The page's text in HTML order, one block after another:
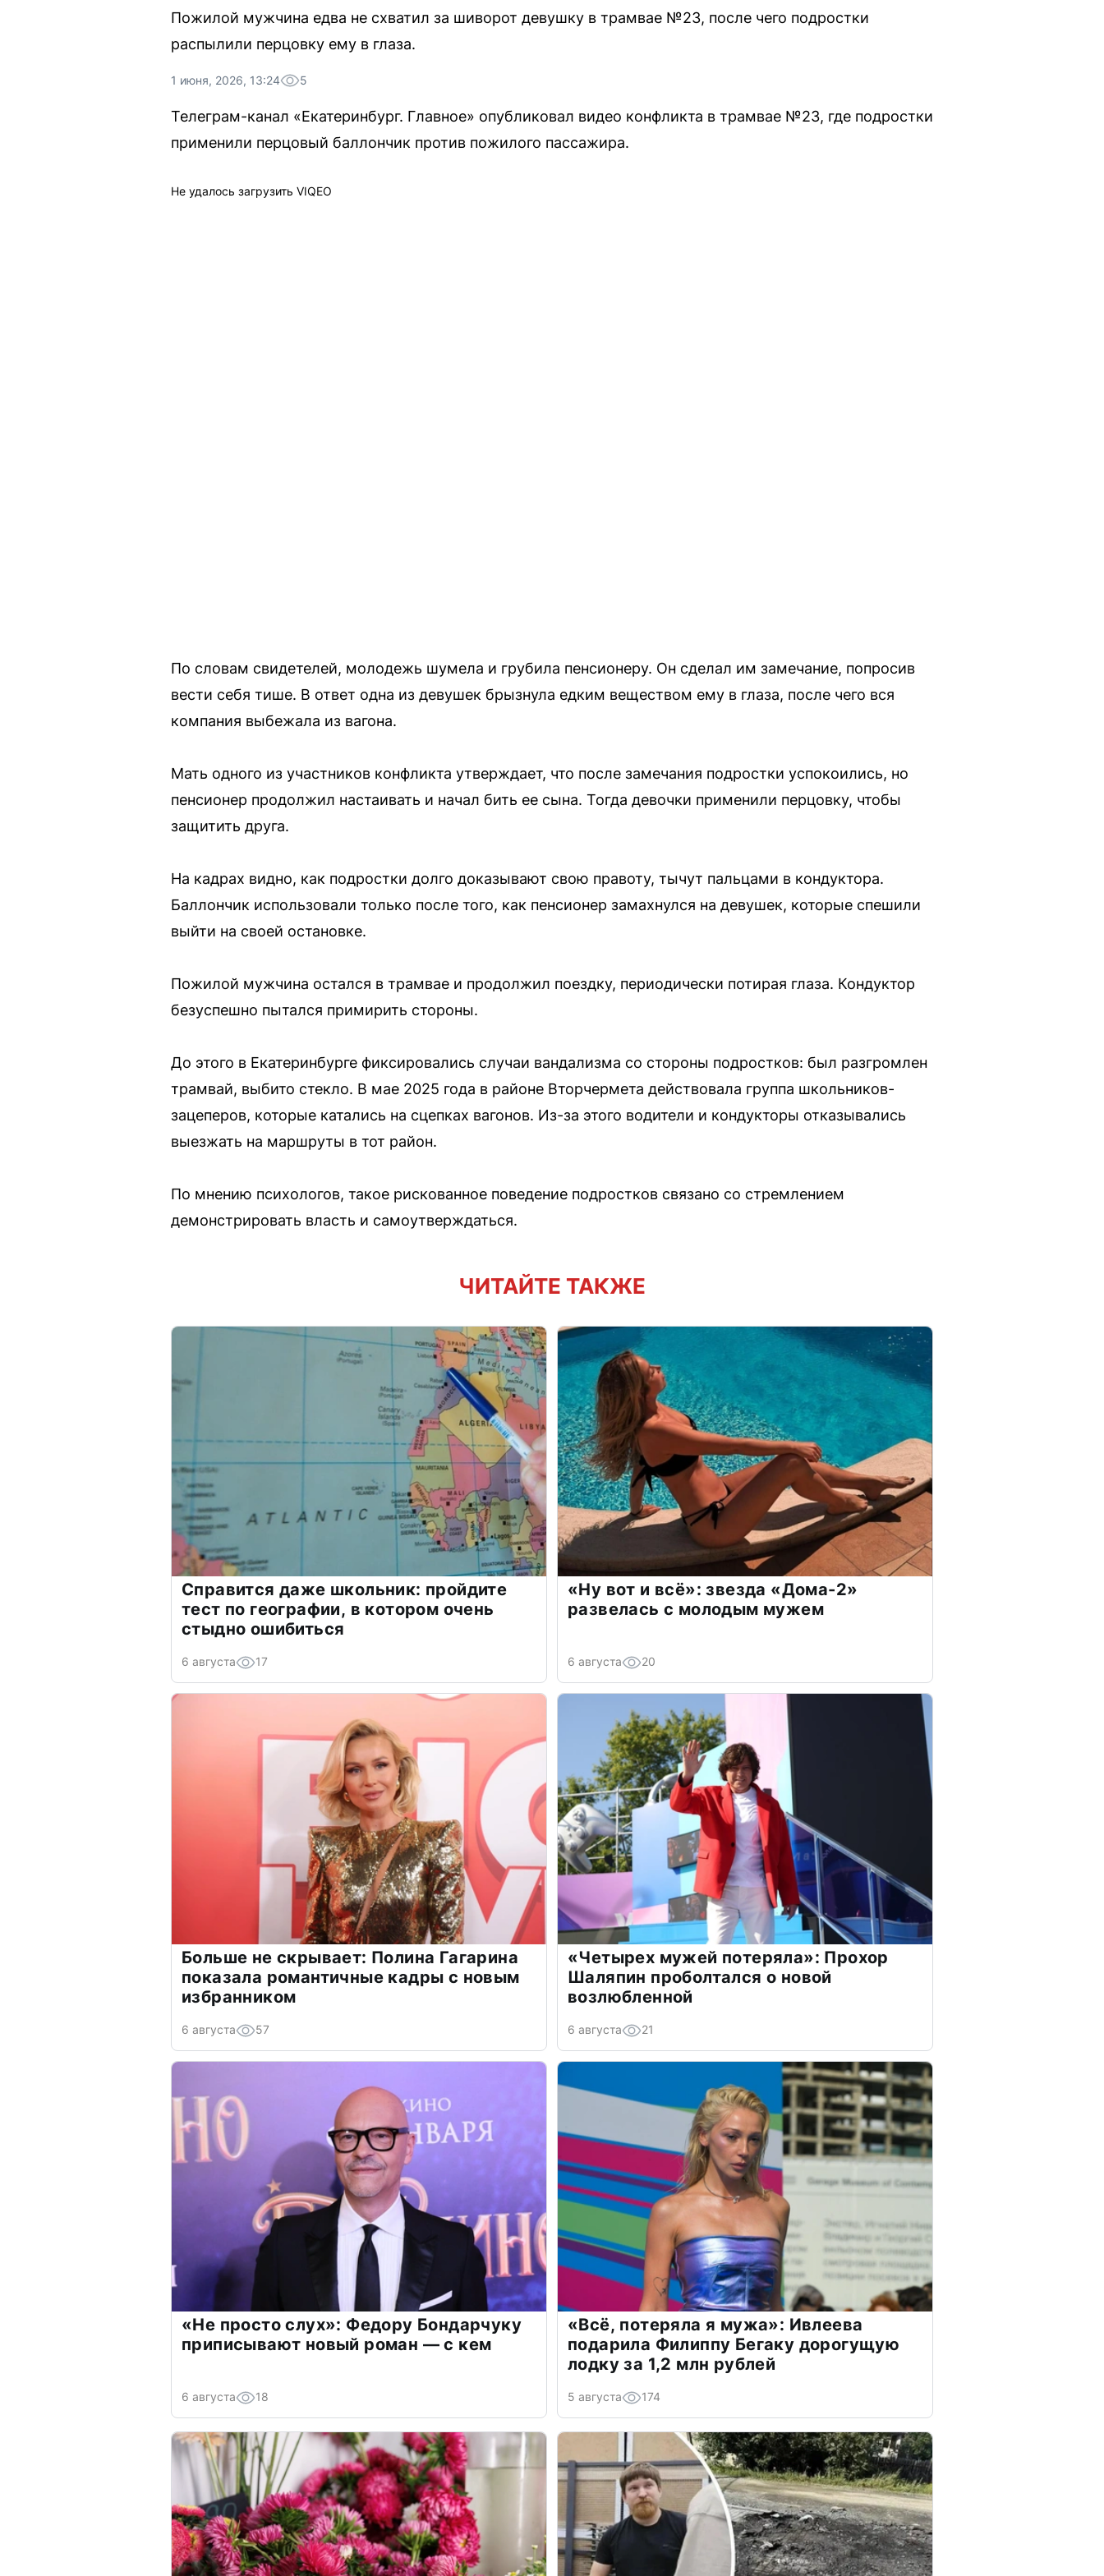
Пожилой мужчина едва не схватил за шиворот девушку в трамвае №23, после чего подростки
распылили перцовку ему в глаза.
1 июня, 2026, 13:24 5
Телеграм-канал «Екатеринбург. Главное» опубликовал видео конфликта в трамвае №23, где подростки
применили перцовый баллончик против пожилого пассажира.
Не удалось загрузить VIQEO
По словам свидетелей, молодежь шумела и грубила пенсионеру. Он сделал им замечание, попросив
вести себя тише. В ответ одна из девушек брызнула едким веществом ему в глаза, после чего вся
компания выбежала из вагона.
Мать одного из участников конфликта утверждает, что после замечания подростки успокоились, но
пенсионер продолжил настаивать и начал бить ее сына. Тогда девочки применили перцовку, чтобы
защитить друга.
На кадрах видно, как подростки долго доказывают свою правоту, тычут пальцами в кондуктора.
Баллончик использовали только после того, как пенсионер замахнулся на девушек, которые спешили
выйти на своей остановке.
Пожилой мужчина остался в трамвае и продолжил поездку, периодически потирая глаза. Кондуктор
безуспешно пытался примирить стороны.
До этого в Екатеринбурге фиксировались случаи вандализма со стороны подростков: был разгромлен
трамвай, выбито стекло. В мае 2025 года в районе Вторчермета действовала группа школьников-
зацеперов, которые катались на сцепках вагонов. Из-за этого водители и кондукторы отказывались
выезжать на маршруты в тот район.
По мнению психологов, такое рискованное поведение подростков связано со стремлением
демонстрировать власть и самоутверждаться.
ЧИТАЙТЕ ТАКЖЕ
Справится даже школьник: пройдите
тест по географии, в котором очень
стыдно ошибиться
6 августа 17
«Ну вот и всё»: звезда «Дома-2»
развелась с молодым мужем
6 августа 20
Больше не скрывает: Полина Гагарина
показала романтичные кадры с новым
избранником
6 августа 57
«Четырех мужей потеряла»: Прохор
Шаляпин проболтался о новой
возлюбленной
6 августа 21
«Не просто слух»: Федору Бондарчуку
приписывают новый роман — с кем
6 августа 18
«Всё, потеряла я мужа»: Ивлеева
подарила Филиппу Бегаку дорогущую
лодку за 1,2 млн рублей
5 августа 174